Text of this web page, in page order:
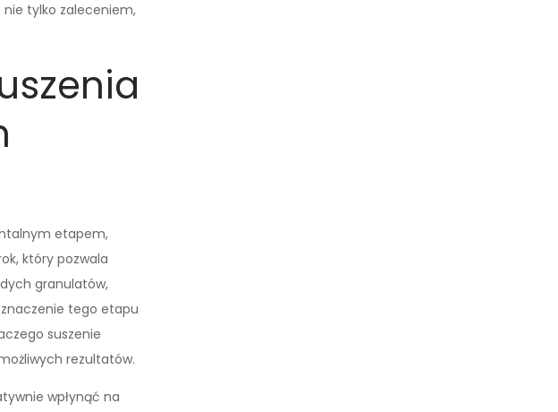
tylko zaleceniem,
etapem,
który pozwala
granulatów,
tego etapu
suszenie
rezultatów.
wpłynąć na